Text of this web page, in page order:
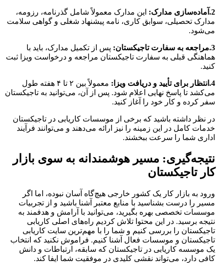
2.آماده‌سازی مدارک:
این مدارک معمولاً شامل گذرنامه، رزومه،
مدارک تحصیلی، سوابق کاری، نامه پیشنهاد شغلی و گواهی سلامت
می‌شود.
3.مراجعه به سفارت تاجیکستان:
پس از تکمیل مدارک، باید با
هماهنگی قبلی به سفارت تاجیکستان مراجعه و درخواست ویزا ثبت
کنید.
4.انتظار برای تأیید و دریافت ویزا:
معمولاً بین ۲ تا ۴ هفته طول
می‌کشد تا پاسخ نهایی اعلام شود. پس از آن، می‌توانید به تاجیکستان
سفر کرده و کار خود را آغاز کنید.
در نظر داشته باشید که برخی از موسسات کاریابی در تاجیکستان
خدمات کامل در این زمینه را نیز ارائه می‌دهند و می‌توانند فرآیند
اداری شما را سرعت ببخشند.
نتیجه‌گیری: مسیر هوشمندانه به سوی بازار
کار تاجیکستان
ورود به بازار کار یک کشور خارجی هیچ‌گاه آسان نبوده، اما اگر
مسیر را درست بشناسید با منابع معتبر آشنا باشید و از تجربیات
موسسات تخصصی بهره بگیرید، می‌توانید با آرامش و هدفمند به
نتیجه برسید. در این محتوا تلاش کردیم راه‌های اصلی کاریابی
تاجیکستان را بررسی کنیم و شما را با مهم‌ترین سایت کاریابی
تاجیکستان و موسسات فعال آشنا کنیم. فراموش نکنید که انتخاب
یک موسسه کاریابی در تاجیکستان که سابقه، ارتباطات و دانش
کافی دارد، می‌تواند نقشی کلیدی در موفقیت شما ایفا کند.